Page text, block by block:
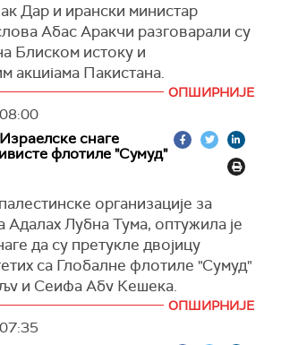
.
"Слобода", који за циљ има
бродова из Ормуског
данас, према најавама
америчке војске.
та операција укључује
и поморских летелица,
платформе и око 15.000
снага.
поручио да је реч о
иницијативи" за земље које нису
на Блиском истоку.
Дар и ирански министар
Абас Аракчи разговарали су
Блиском истоку и
акцијама Пакистана.
улогу Пакистана и искрене
напоре", саопштено је из
спољних послова Пакистана.
посвећеност Пакистана
раду" и нагласио да дијалог и
једини пут ка мирном
и постизању трајног мира
у региону и шире.
ОПШИРНИЈЕ
08:00
снаге
флотиле "Сумуд"
организације за
Адалах Лубна Тума, оптужила је
да су претукле двојицу
са Глобалне флотиле "Сумуд"
и Сеифа Абу Кешека.
речима, њих двојица су
након што је израелска
ОПШИРНИЈЕ
07:35